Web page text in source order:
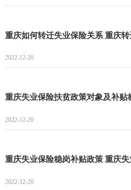
重庆如何转迁失业保险关系 重庆
2022-12-20
2022-12-20
重庆失业保险稳岗补贴政策 重庆
2022-12-20